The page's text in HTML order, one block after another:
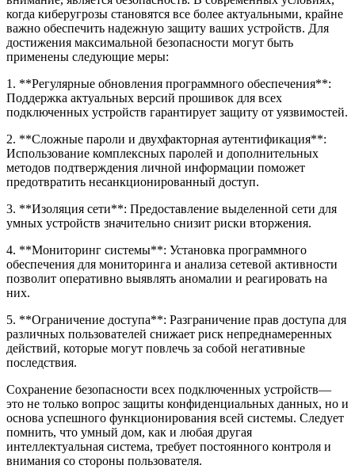
когда киберугрозы становятся все более актуальными, крайне
важно обеспечить надежную защиту ваших устройств. Для
достижения максимальной безопасности могут быть
применены следующие меры:
1. **Регулярные обновления программного обеспечения**:
Поддержка актуальных версий прошивок для всех
подключенных устройств гарантирует защиту от уязвимостей.
2. **Сложные пароли и двухфакторная аутентификация**:
Использование комплексных паролей и дополнительных
методов подтверждения личной информации поможет
предотвратить несанкционированный доступ.
3. **Изоляция сети**: Предоставление выделенной сети для
умных устройств значительно снизит риски вторжения.
4. **Мониторинг системы**: Установка программного
обеспечения для мониторинга и анализа сетевой активности
позволит оперативно выявлять аномалии и реагировать на
них.
5. **Ограничение доступа**: Разграничение прав доступа для
различных пользователей снижает риск непреднамеренных
действий, которые могут повлечь за собой негативные
последствия.
Сохранение безопасности всех подключенных устройств—
это не только вопрос защиты конфиденциальных данных, но и
основа успешного функционирования всей системы. Следует
помнить, что умный дом, как и любая другая
интеллектуальная система, требует постоянного контроля и
внимания со стороны пользователя.